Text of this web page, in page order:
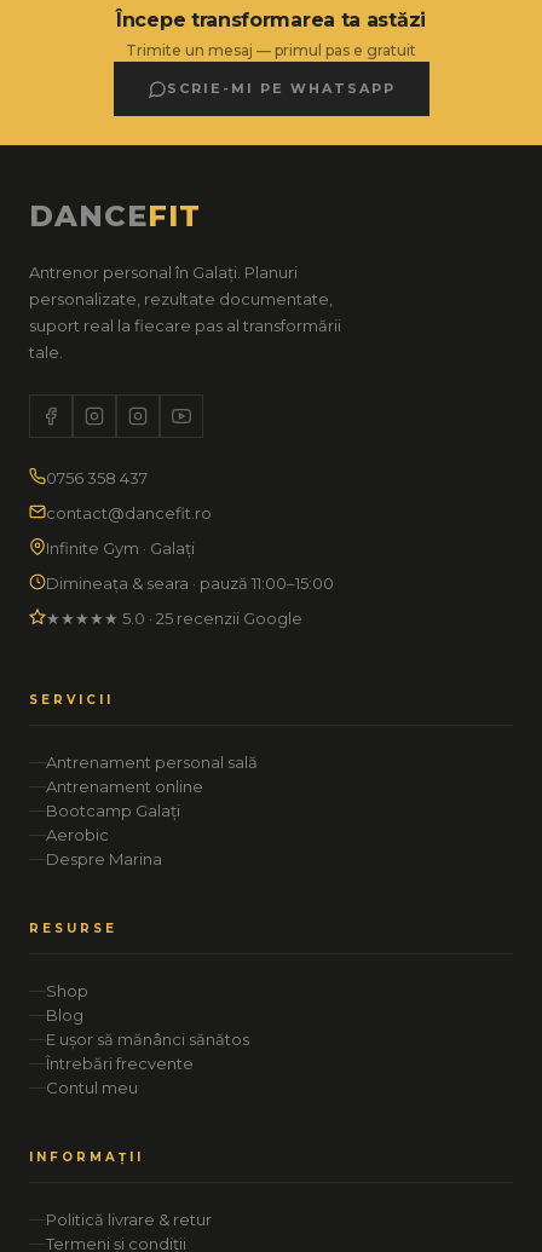
Începe transformarea ta astăzi
Trimite un mesaj — primul pas e gratuit
SCRIE-MI PE WHATSAPP
DANCEFIT
Antrenor personal în Galați. Planuri
personalizate, rezultate documentate,
suport real la fiecare pas al transformării
tale.
0756 358 437
contact@dancefit.ro
Infinite Gym · Galați
Dimineața & seara · pauză 11:00–15:00
★★★★★ 5.0 · 25 recenzii Google
SERVICII
Antrenament personal sală
Antrenament online
Bootcamp Galați
Aerobic
Despre Marina
RESURSE
Shop
Blog
E ușor să mănânci sănătos
Întrebări frecvente
Contul meu
INFORMAȚII
Politică livrare & retur
Termeni și condiții